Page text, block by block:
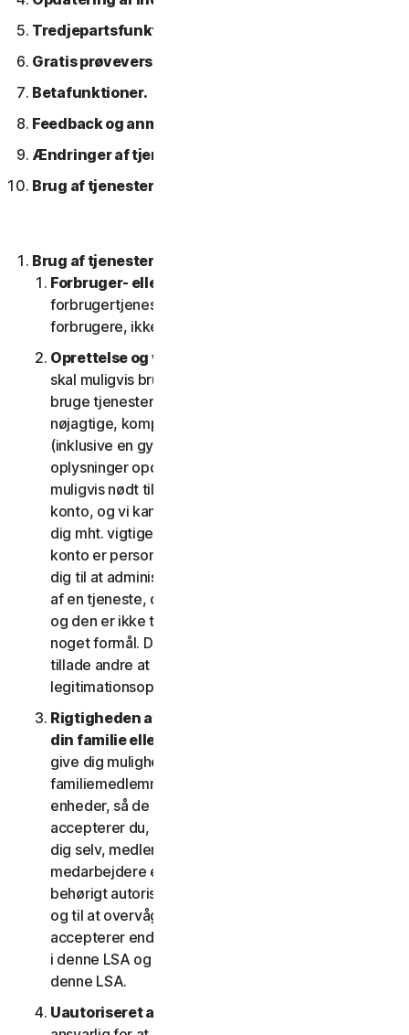
Tredjepartsfunktioner eller -indhold.
Gratis prøveversioner.
Betafunktioner.
Feedback og anmeldelser.
Ændringer af tjenesterne.
Brug af tjenester over et netværk.
Brug af tjenesterne.
Forbruger- eller erhvervstjenester
forbrugertjenester er kun designet og egnet til
forbrugere, ikke til SV'er.
Oprettelse og vedligeholdelse af en konto.
skal muligvis bruge en konto for at få adgang til og
bruge tjenesterne. Det er vigtigt, at du giver os
nøjagtige, komplette og aktuelle kontooplysninger
(inklusive en gyldig mailadresse) og holder disse
oplysninger opdaterede. Hvis du ikke gør det, er vi
muligvis nødt til at suspendere eller afslutte din
konto, og vi kan muligvis ikke komme i kontakt med
dig mht. vigtige beskeder om dine tjenester. Din
konto er personlig og må udelukkende bruges af
dig til at administrere dine (eller, hvis det er tilladt
af en tjeneste, din husstands eller SV's) tjenester,
og den er ikke til brug af andre tredjeparter til
noget formål. Du må ikke sælge, overdrage eller
tillade andre at bruge din kontos
legitimationsoplysninger.
Rigtigheden af dine oplysninger (herunder om
din familie eller SV)
give dig mulighed for at registrere dine
familiemedlemmer, dine medarbejdere eller deres
enheder, så de kan bruge tjenesterne. I så fald
accepterer du, at de oplysninger, du giver os om
dig selv, medlemmer af din husstand eller dine
medarbejdere er rigtige og nøjagtige, og at du er
behørigt autoriseret til at give os disse oplysninger
og til at overvåge deres konto på deres vegne. Du
accepterer endvidere at oplyse dem betingelserne
i denne LSA og garantere deres overholdelse af
denne LSA.
Uautoriseret adgang til din konto